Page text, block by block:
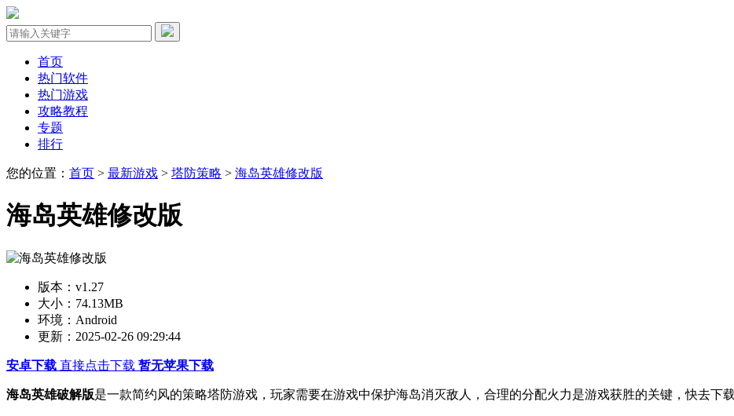
首页
热门软件
热门游戏
攻略教程
专题
排行
您的位置： 首页 > 最新游戏 > 塔防策略 > 海岛英雄修改版
海岛英雄修改版
版本：v1.27
大小：74.13MB
环境：Android
更新：2025-02-26 09:29:44
安卓下载 直接点击下载 暂无苹果下载
海岛英雄破解版是一款简约风的策略塔防游戏，玩家需要在游戏中保护海岛消灭敌人，合理的分配火力是游戏获胜的关键，快去下